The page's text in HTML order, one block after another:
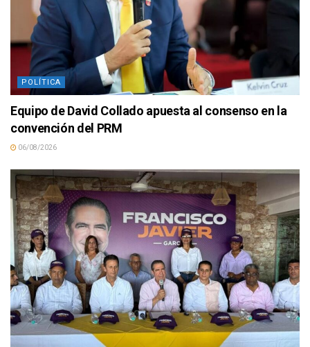
POLÍTICA
Equipo de David Collado apuesta al consenso en la
convención del PRM
06/08/2026